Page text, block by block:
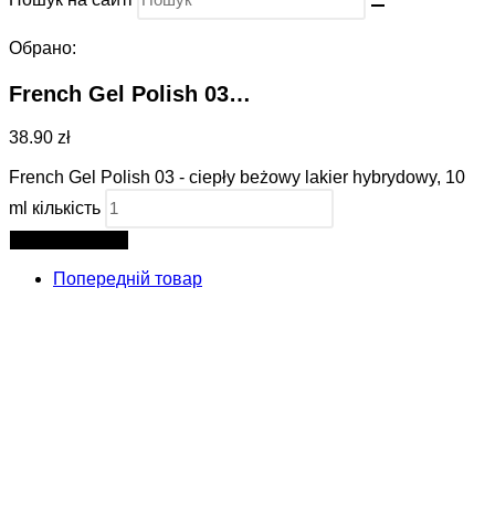
Обрано:
French Gel Polish 03…
38.90 zł
French Gel Polish 03 - ciepły beżowy lakier hybrydowy, 10
ml кількість
Попередній товар